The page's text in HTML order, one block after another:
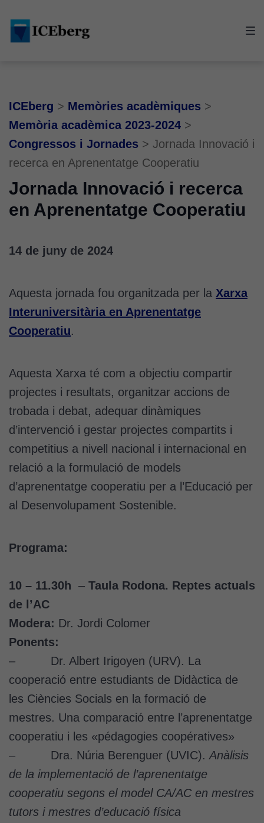
main
content
footer
ICEberg > Memòries acadèmiques >
Memòria acadèmica 2023-2024 >
Congressos i Jornades > Jornada Innovació i
recerca en Aprenentatge Cooperatiu
Jornada Innovació i recerca
en Aprenentatge Cooperatiu
14 de juny de 2024
Aquesta jornada fou organitzada per la Xarxa
Interuniversitària en Aprenentatge
Cooperatiu.
Aquesta Xarxa té com a objectiu compartir
projectes i resultats, organitzar accions de
trobada i debat, adequar dinàmiques
d’intervenció i gestar projectes compartits i
competitius a nivell nacional i internacional en
relació a la formulació de models
d’aprenentatge cooperatiu per a l’Educació per
al Desenvolupament Sostenible.
Programa:
10 – 11.30h – Taula Rodona. Reptes actuals
de l’AC
Modera: Dr. Jordi Colomer
Ponents:
– Dr. Albert Irigoyen (URV). La
cooperació entre estudiants de Didàctica de
les Ciències Socials en la formació de
mestres. Una comparació entre l’aprenentatge
cooperatiu i les «pédagogies coopératives»
– Dra. Núria Berenguer (UVIC). Anàlisis
de la implementació de l’aprenentatge
cooperatiu segons el model CA/AC en mestres
tutors i mestres d’educació física